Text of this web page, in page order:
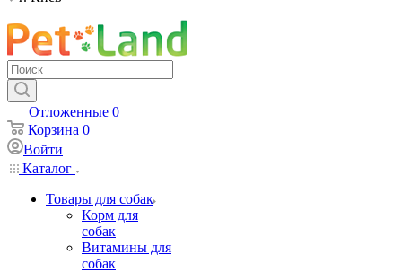
Отложенные 0
Корзина 0
Войти
Каталог
Товары для собак
Корм для
собак
Витамины для
собак